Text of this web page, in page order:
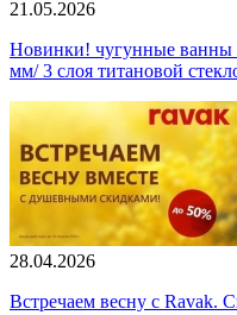
21.05.2026
Новинки! чугунные ванны
мм/ 3 слоя титановой
28.04.2026
Встречаем весну с Ravak.